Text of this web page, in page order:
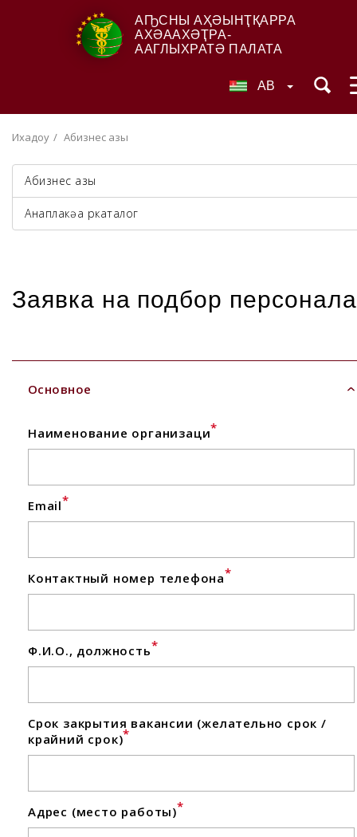
АҦСНЫ АҲӘЫНҬҚАРРА
АХӘААХӘҬРА-
ААГЛЫХРАТӘ ПАЛАТА
AB
Ихадоу Абизнес азы
Абизнес азы
Анаплакқәа ркаталог
Заявка на подбор персонала
Основное
Наименование организаци*
Email*
Контактный номер телефона*
Ф.И.О., должность*
Срок закрытия вакансии (желательно срок /
крайний срок)*
Адрес (место работы)*